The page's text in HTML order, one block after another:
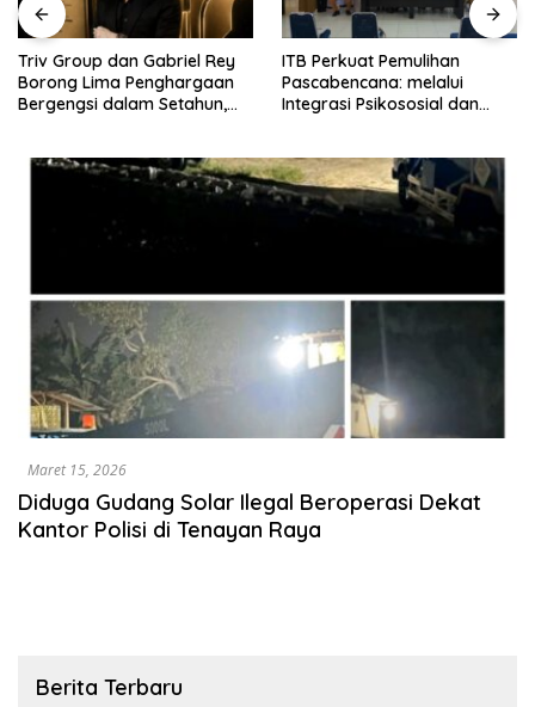
Triv Group dan Gabriel Rey
Borong Lima Penghargaan
Bergengsi dalam Setahun,
Indonesia
ITB Perkuat Pemulihan
Pascabencana: melalui
Integrasi Psikososial dan
Maret 15, 2026
Diduga Gudang Solar Ilegal Beroperasi Dekat
Kantor Polisi di Tenayan Raya
Berita Terbaru